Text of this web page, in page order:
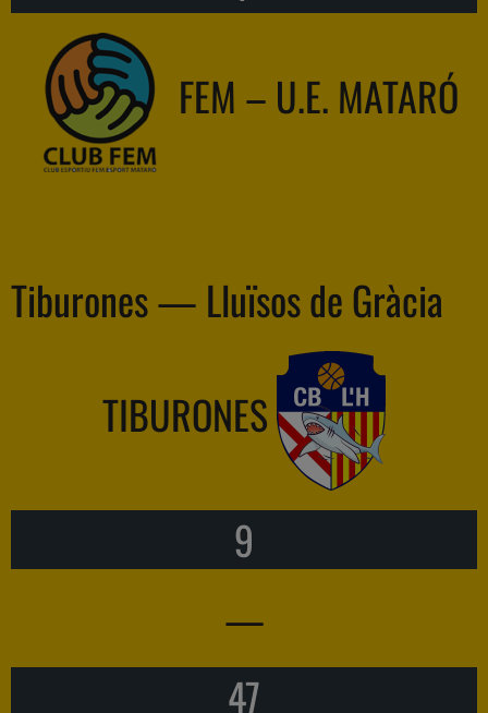
FEM – U.E. MATARÓ
Tiburones — Lluïsos de Gràcia
TIBURONES
9
—
47